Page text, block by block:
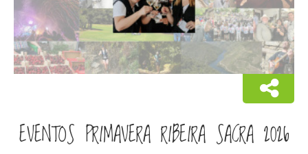
EVENTOS PRIMAVERA RIBEIRA SACRA 2026